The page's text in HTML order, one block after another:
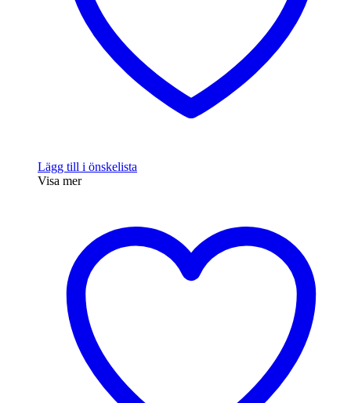
Lägg till i önskelista
Visa mer